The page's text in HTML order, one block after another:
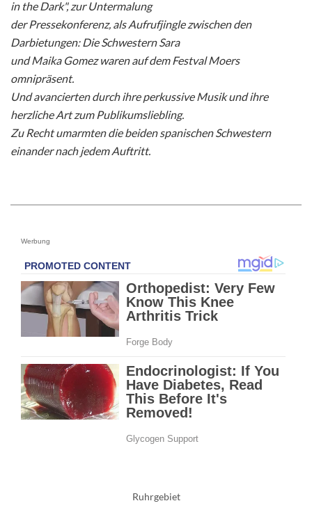
in the Dark", zur Untermalung
der Pressekonferenz, als Aufrufjingle zwischen den
Darbietungen: Die Schwestern Sara
und Maika Gomez waren auf dem Festval Moers
omnipräsent.
Und avancierten durch ihre perkussive Musik und ihre
herzliche Art zum Publikumsliebling.
Zu Recht umarmten die beiden spanischen Schwestern
einander nach jedem Auftritt.
Werbung
Ruhrgebiet